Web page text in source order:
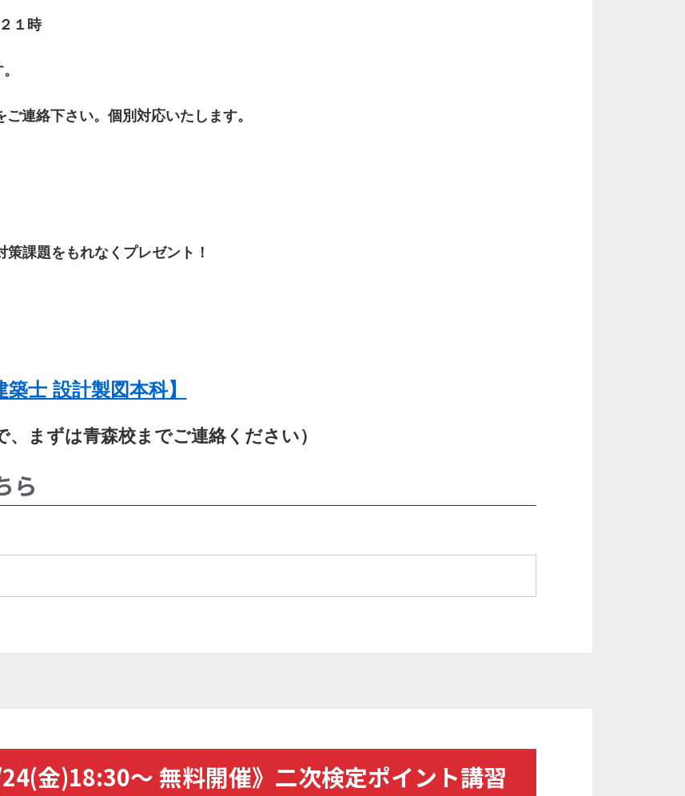
２１時
連絡下さい。個別対応いたします。
課題をもれなくプレゼント！
築士 設計製図本科】
、まずは青森校までご連絡ください）
ら
24(金)18:30～ 無料開催》二次検定ポイント講習